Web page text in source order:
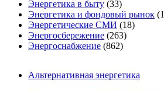
Энергетика в быту (33)
Энергетика и фондовый рынок
Энергетические СМИ (18)
Энергосбережение (263)
Энергоснабжение (862)
Альтернативная энергетика